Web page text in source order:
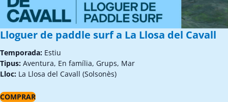
Lloguer de paddle surf a La Llosa del Cavall
Temporada: Estiu
Tipus: Aventura, En família, Grups, Mar
Lloc: La Llosa del Cavall (Solsonès)
COMPRAR